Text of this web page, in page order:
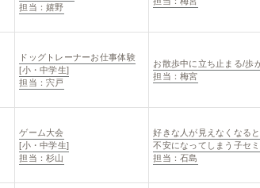
担当：嬉野
ドッグトレーナーお仕事体験
[小・中学生]
担当：宍戸
お散歩中に立ち止まる/歩
担当：梅宮
ゲーム大会
[小・中学生]
担当：杉山
好きな人が見えなくなると
不安になってしまう子セ
担当：石島